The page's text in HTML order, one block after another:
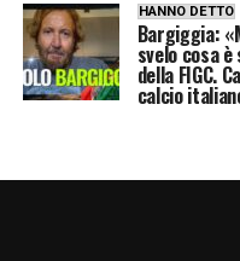
HANNO DETTO
Bargiggia:
svelo cosa
della FIGC.
calcio